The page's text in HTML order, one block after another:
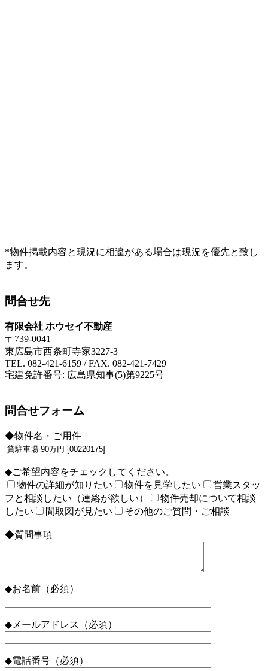
*物件掲載内容と現況に相違がある場合は現況を優先と致し
ます。
問合せ先
有限会社 ホウセイ不動産
〒739-0041
東広島市西条町寺家3227-3
TEL. 082-421-6159 / FAX. 082-421-7429
宅建免許番号: 広島県知事(5)第9225号
問合せフォーム
◆物件名・ご用件
◆ご希望内容をチェックしてください。
物件の詳細が知りたい
物件を見学したい
営業スタッ
フと相談したい（連絡が欲しい）
物件売却について相談
したい
間取図が見たい その他のご質問・ご相談
◆質問事項
◆お名前（必須）
◆メールアドレス（必須）
◆電話番号（必須）